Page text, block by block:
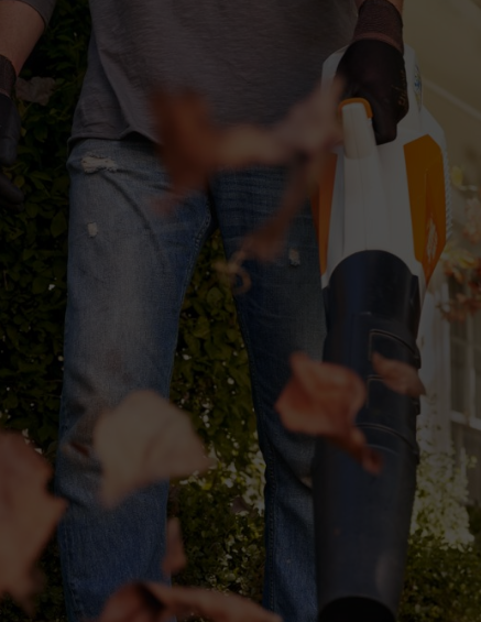
in autunno
autunno. Fondamentalmente bisogna tenere presente che se il
di crescere. Ora è il momento dell'ultimo taglio prima della
essere "breve ed efficace". In questo modo eviterai che gli
questo caso ti consigliamo di falciare l'erba con un cesto di
perché quando fa freddo, l'erba non può più essere tagliata dal
modo l'erba rimane protetta senza essere schiacciata dal
invernale con un’altezza pari a circa 90 millimetri.